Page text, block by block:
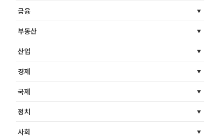
금융
부동산
산업
경제
국제
정치
사회